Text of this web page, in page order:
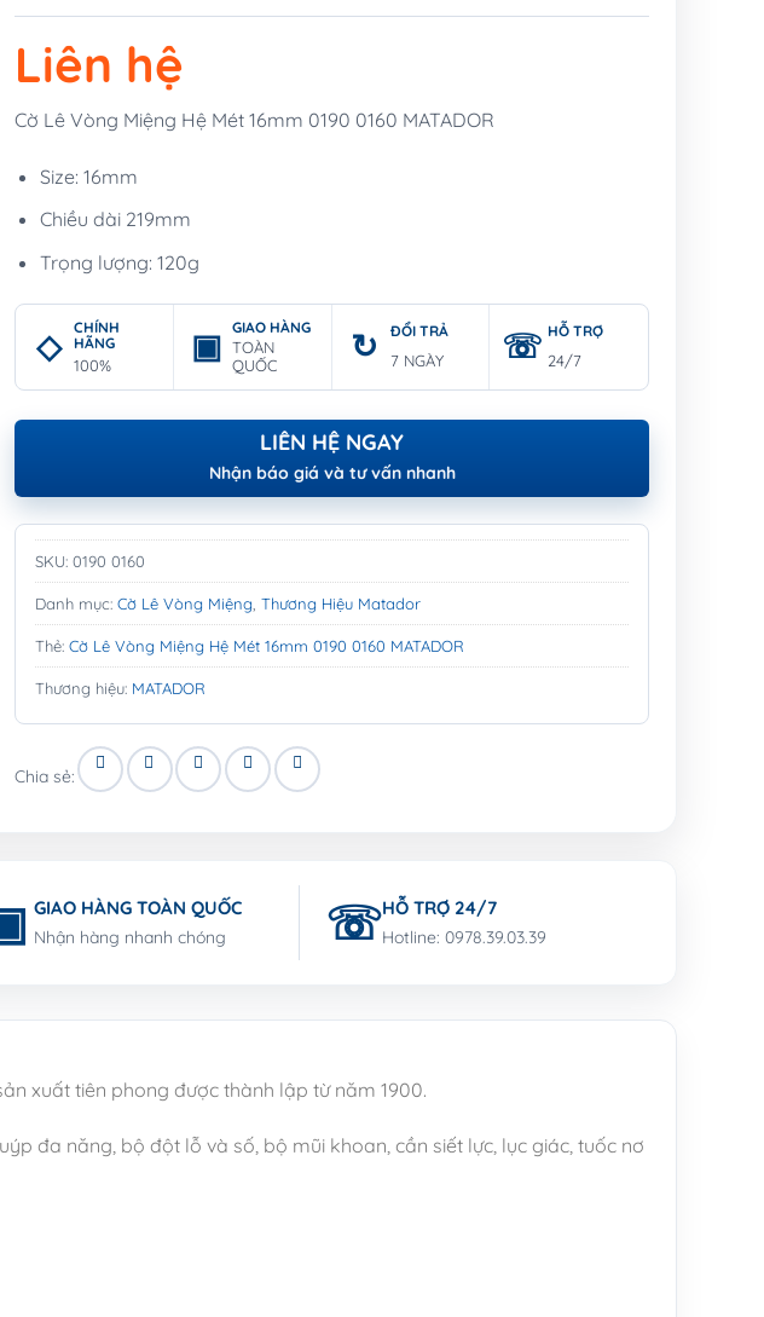
Liên hệ
Cờ Lê Vòng Miệng Hệ Mét 16mm 0190 0160 MATADOR
Size: 16mm
Chiều dài 219mm
Trọng lượng: 120g
CHÍNH
HÃNG
100%
GIAO HÀNG
TOÀN
QUỐC
ĐỔI TRẢ
7 NGÀY
HỖ TRỢ
24/7
LIÊN HỆ NGAY
Nhận báo giá và tư vấn nhanh
SKU:0190 0160
Danh mục:Cờ Lê Vòng Miệng ,Thương Hiệu Matador
Thẻ:Cờ Lê Vòng Miệng Hệ Mét 16mm 0190 0160 MATADOR
Thương hiệu: MATADOR
Chia sẻ:
GIAO HÀNG TOÀN QUỐC
Nhận hàng nhanh chóng
HỖ TRỢ 24/7
Hotline: 0978.39.03.39
xuất tiên phong được thành lập từ năm 1900.
đa năng, bộ đột lỗ và số, bộ mũi khoan, cần siết lực, lục giác, tuốc nơ